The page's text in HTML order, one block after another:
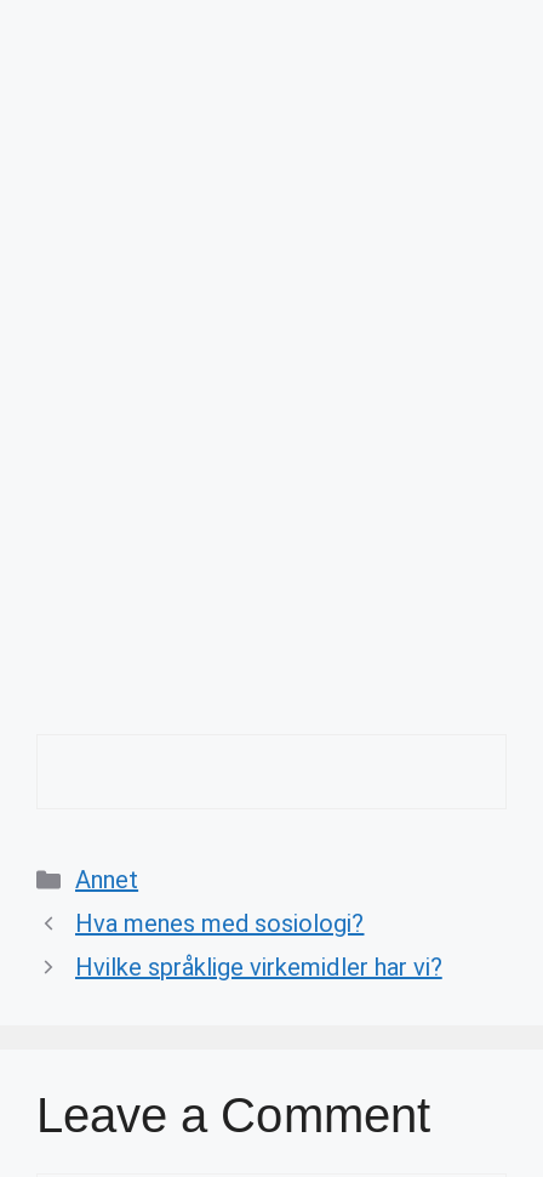
Categories
Annet
Hva menes med sosiologi?
Hvilke språklige virkemidler har vi?
Leave a Comment